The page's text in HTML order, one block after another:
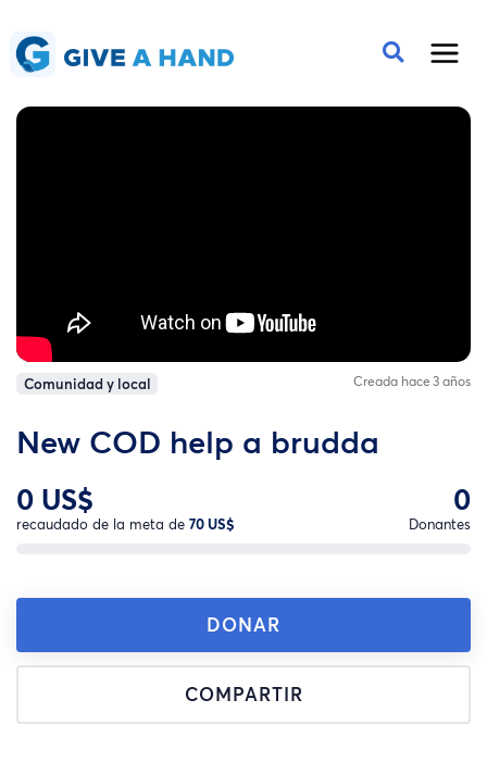
Comunidad y local Creada hace 3 años
New COD help a brudda
0 US$
recaudado de la meta de 70 US$
0
Donantes
DONAR
COMPARTIR